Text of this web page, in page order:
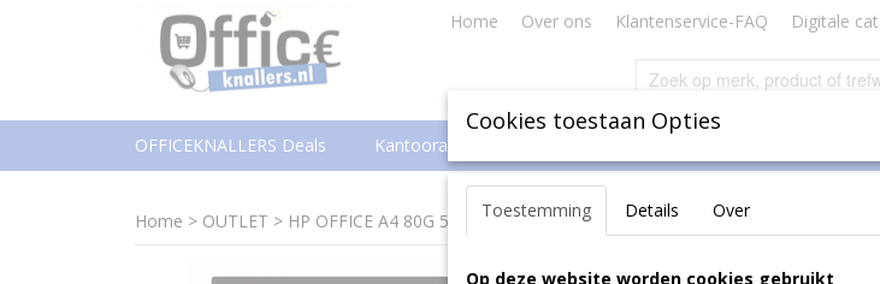
Home Over ons Klantenservice-FAQ Digitale
OFFICEKNALLERS Deals Kantoorartikelen
Home > OUTLET > HP OFFICE A4 80G 500V
Cookies toestaan Opties
Toestemming Details Over
Op deze website worden cookies gebruikt